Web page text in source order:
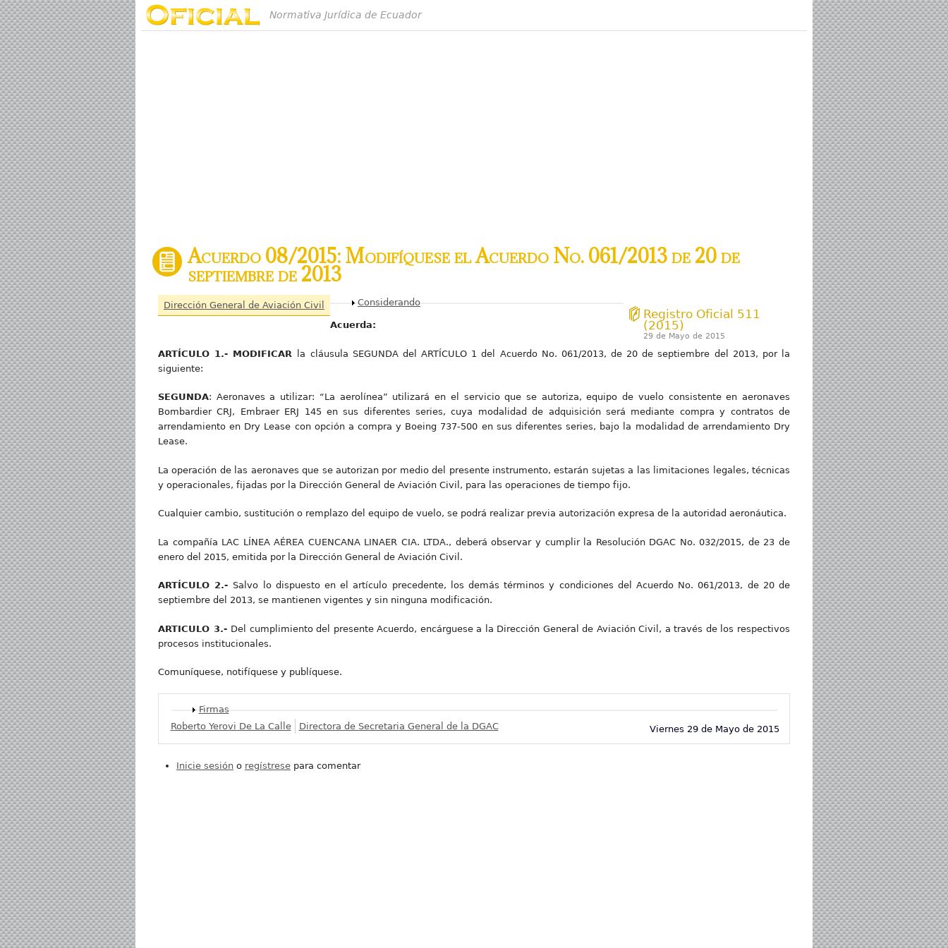
Normativa Jurídica de Ecuador
Acuerdo 08/2015: Modifíquese el Acuerdo No. 061/2013 de 20 de
septiembre de 2013
Dirección General de Aviación Civil
Registro Oficial 511
(2015)
29 de Mayo de 2015
Mostrar
Considerando
Acuerda:
ARTÍCUL O 1.- MODIFICAR
la cláusula SEGUNDA del ARTÍCULO 1 del Acuerdo No. 061/2013, de 20 de septiembre del 2013, por la
siguiente:
SEGUNDA: Aeronaves a utilizar: “La aerolínea” utilizará en el servicio que se autoriza, equipo de vuelo consistente en aeronaves
Bombardier CRJ, Embraer ERJ 145 en sus diferentes series, cuya modalidad de adquisición será mediante compra y contratos de
arrendamiento en Dry Lease con opción a compra y Boeing 737-500 en sus diferentes series, bajo la modalidad de arrendamiento Dry
Lease.
La operación de las aeronaves que se autorizan por medio del presente instrumento, estarán sujetas a las limitaciones legales, técnicas
y operacionales, fijadas por la Dirección General de Aviación Civil, para las operaciones de tiempo fijo.
Cualquier cambio, sustitución o remplazo del equipo de vuelo, se podrá realizar previa autorización expresa de la autoridad aeronáutica.
La compañía LAC LÍNEA AÉREA CUENCANA LINAER CIA. LTDA., deberá observar y cumplir la Resolución DGAC No. 032/2015, de 23 de
enero del 2015, emitida por la Dirección General de Aviación Civil.
ARTÍCULO 2.-Salvo lo dispuesto en el artículo precedente, los demás términos y condiciones del Acuerdo No. 061/2013, de 20 de
septiembre del 2013, se mantienen vigentes y sin ninguna modificación.
ARTICUL O 3.- Del cumplimiento del presente Acuerdo, encárguese a la Dirección General de Aviación Civil, a través de los respectivos
procesos institucionales.
Comuníquese, notifíquese y publíquese.
Mostrar
Firmas
Viernes 29 de Mayo de 2015
Roberto Yerovi De La Calle Directora de Secretaria General de la DGAC
Inicie sesión o regístrese para comentar